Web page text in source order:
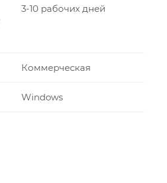
3-10 рабочих дней
Коммерческая
Windows